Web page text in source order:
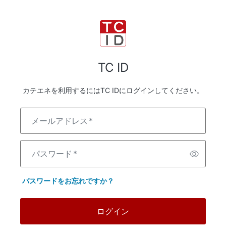
TC ID
カテエネを利用するにはTC IDにログインしてください。
メールアドレス*
パスワード*
パスワードをお忘れですか？
ログイン